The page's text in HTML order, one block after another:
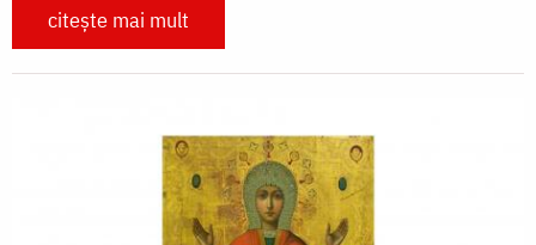
citește mai mult